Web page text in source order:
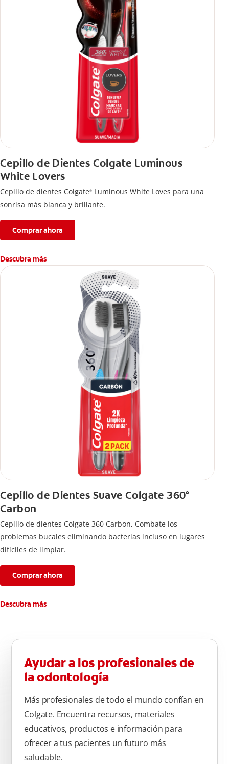
Cepillo de Dientes Colgate Luminous
White Lovers
Cepillo de dientes Colgate® Luminous White Loves para una
sonrisa más blanca y brillante.
Comprar ahora
Descubra más
Cepillo de Dientes Suave Colgate 360°
Carbon
Cepillo de dientes Colgate 360 ​​Carbon, Combate los
problemas bucales eliminando bacterias incluso en lugares
difíciles de limpiar.
Comprar ahora
Descubra más
Ayudar a los profesionales de
la odontología
Más profesionales de todo el mundo confían en
Colgate. Encuentra recursos, materiales
educativos, productos e información para
ofrecer a tus pacientes un futuro más
saludable.